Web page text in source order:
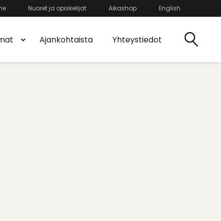
Nuoret ja opiskelijat Aikashop English
Ajankohtaista Yhteystiedot